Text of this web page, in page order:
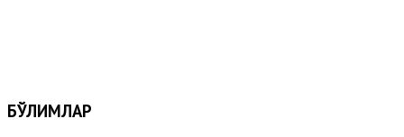
БЎЛИМЛАР